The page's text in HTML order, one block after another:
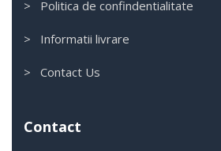
> Politica de confindentialitate
> Informatii livrare
> Contact Us
Contact